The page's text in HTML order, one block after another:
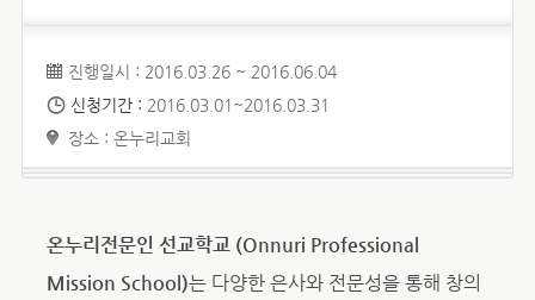
진행일시 : 2016.03.26 ~ 2016.06.04
신청기간 : 2016.03.01~2016.03.31
장소 : 온누리교회
온누리전문인 선교학교 (Onnuri Professional
Mission School)는 다양한 은사와 전문성을 통해 창의